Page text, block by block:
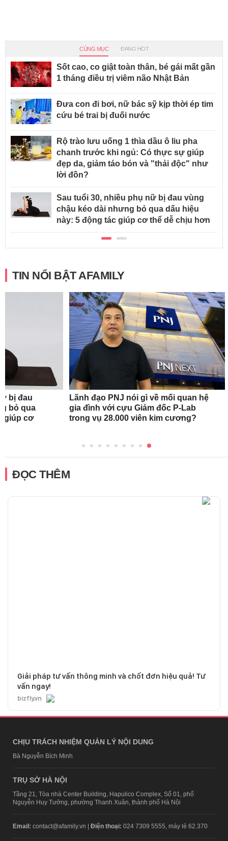
CÙNG MỤC ĐANG HOT
Sốt cao, co giật toàn thân, bé gái mất gần
1 tháng điều trị viêm não Nhật Bản
Đưa con đi bơi, nữ bác sỹ kịp thời ép tim
cứu bé trai bị đuối nước
Rộ trào lưu uống 1 thìa dầu ô liu pha
chanh trước khi ngủ: Có thực sự giúp
đẹp da, giảm táo bón và "thải độc" như
lời đồn?
Sau tuổi 30, nhiều phụ nữ bị đau vùng
chậu kéo dài nhưng bỏ qua dấu hiệu
này: 5 động tác giúp cơ thể dễ chịu hơn
TIN NỔI BẬT AFAMILY
bị đau
bỏ qua
giúp cơ
Lãnh đạo PNJ nói gì về mối quan hệ
gia đình với cựu Giám đốc P-Lab
trong vụ 28.000 viên kim cương?
ĐỌC THÊM
Giải pháp tư vấn thông minh và chốt đơn hiệu quả! Tư
vấn ngay!
bizfly.vn
CHỊU TRÁCH NHIỆM QUẢN LÝ NỘI DUNG
Bà Nguyễn Bích Minh
TRỤ SỞ HÀ NỘI
Tầng 21, Tòa nhà Center Building, Hapulico Complex, Số 01, phố
Nguyễn Huy Tưởng, phường Thanh Xuân, thành phố Hà Nội
Email: contact@afamily.vn | Điện thoại: 024 7309 5555, máy lẻ 62.370